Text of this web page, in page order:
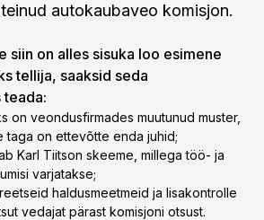
autokaubaveo komisjon.
siin on alles sisuka loo esimene
tellija, saaksid seda
on veondusfirmades muutunud muster,
taga on ettevõtte enda juhid;
Karl Tiitson skeeme, millega töö- ja
varjatakse;
haldusmeetmeid ja lisakontrolle
vedajat pärast komisjoni otsust.